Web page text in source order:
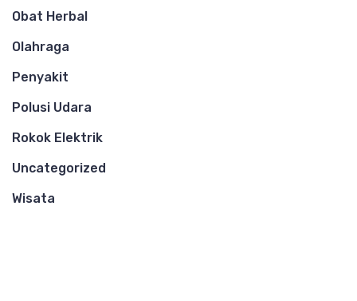
Obat Herbal
Olahraga
Penyakit
Polusi Udara
Rokok Elektrik
Uncategorized
Wisata